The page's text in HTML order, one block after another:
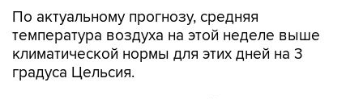
По актуальному прогнозу, средняя
температура воздуха на этой неделе выше
климатической нормы для этих дней на 3
градуса Цельсия.